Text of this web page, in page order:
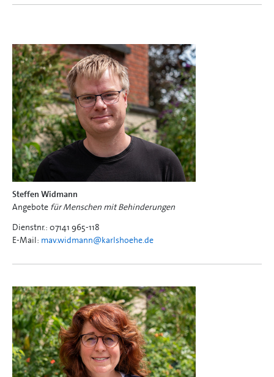
Steffen Widmann
Angebote für Menschen mit Behinderungen
Dienstnr.: 07141 965-118
E-Mail: mav.widmann@karlshoehe.de